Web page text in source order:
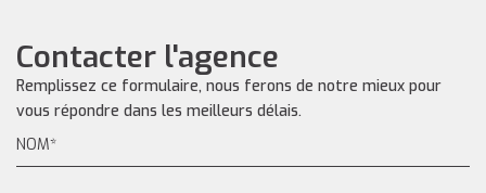
Contacter l'agence
Remplissez ce formulaire, nous ferons de notre mieux pour
vous répondre dans les meilleurs délais.